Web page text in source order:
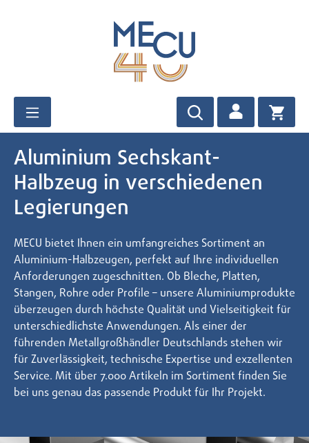
Aluminium Sechskant-
Halbzeug in verschiedenen
Legierungen
MECU bietet Ihnen ein umfangreiches Sortiment an
Aluminium-Halbzeugen, perfekt auf Ihre individuellen
Anforderungen zugeschnitten. Ob Bleche, Platten,
Stangen, Rohre oder Profile – unsere Aluminiumprodukte
überzeugen durch höchste Qualität und Vielseitigkeit für
unterschiedlichste Anwendungen. Als einer der
führenden Metallgroßhändler Deutschlands stehen wir
für Zuverlässigkeit, technische Expertise und exzellenten
Service. Mit über 7.000 Artikeln im Sortiment finden Sie
bei uns genau das passende Produkt für Ihr Projekt.